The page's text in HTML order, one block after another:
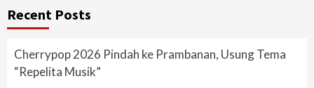
Recent Posts
Cherrypop 2026 Pindah ke Prambanan, Usung Tema
“Repelita Musik”